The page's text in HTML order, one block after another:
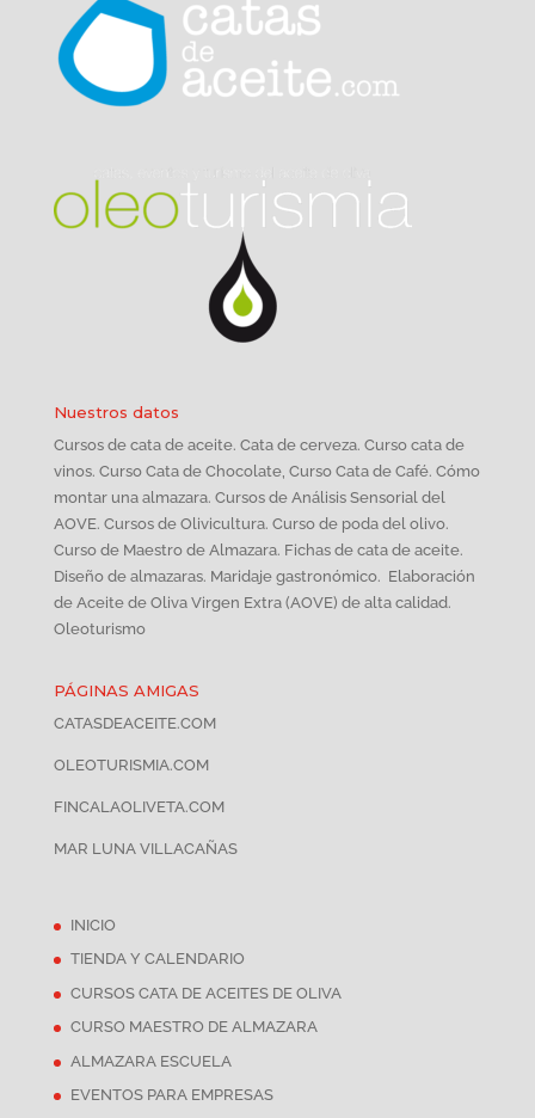
Nuestros datos
Cursos de cata de aceite. Cata de cerveza. Curso cata de
vinos. Curso Cata de Chocolate, Curso Cata de Café. Cómo
montar una almazara. Cursos de Análisis Sensorial del
AOVE. Cursos de Olivicultura. Curso de poda del olivo.
Curso de Maestro de Almazara. Fichas de cata de aceite.
Diseño de almazaras. Maridaje gastronómico. Elaboración
de Aceite de Oliva Virgen Extra (AOVE) de alta calidad.
Oleoturismo
PÁGINAS AMIGAS
CATASDEACEITE.COM
OLEOTURISMIA.COM
FINCALAOLIVETA.COM
MAR LUNA VILLACAÑAS
INICIO
TIENDA Y CALENDARIO
CURSOS CATA DE ACEITES DE OLIVA
CURSO MAESTRO DE ALMAZARA
ALMAZARA ESCUELA
EVENTOS PARA EMPRESAS